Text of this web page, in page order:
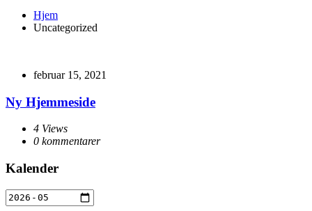
Hjem
Uncategorized
februar 15, 2021
Ny Hjemmeside
4 Views
0 kommentarer
Kalender